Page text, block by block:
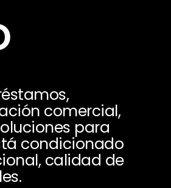
comercial,
para
condicionado
calidad de